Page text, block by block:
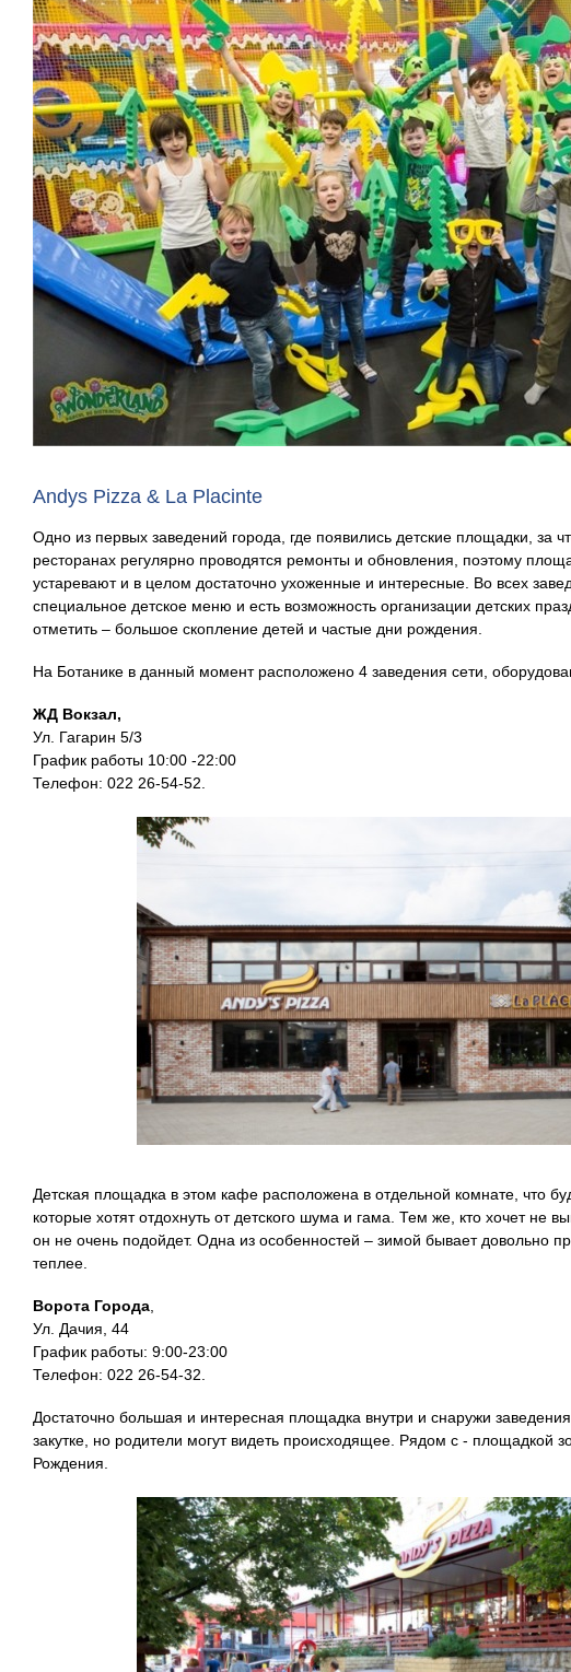
Andys Pizza & La Placinte
Одно из первых заведений города, где появились детские площадки, за
ресторанах регулярно проводятся ремонты и обновления, поэтому
устаревают и в целом достаточно ухоженные и интересные. Во всех
специальное детское меню и есть возможность организации детских
отметить – большое скопление детей и частые дни рождения.
На Ботанике в данный момент расположено 4 заведения сети,
ЖД Вокзал,
Ул. Гагарин 5/3
График работы 10:00 -22:00
Телефон: 022 26-54-52.
Детская площадка в этом кафе расположена в отдельной комнате, что
которые хотят отдохнуть от детского шума и гама. Тем же, кто хочет не
он не очень подойдет. Одна из особенностей – зимой бывает довольно
теплее.
Ворота Города
Ул. Дачия, 44
График работы: 9:00-23:00
Телефон: 022 26-54-32.
Достаточно большая и интересная площадка внутри и снаружи
закутке, но родители могут видеть происходящее. Рядом с - площадкой
Рождения.